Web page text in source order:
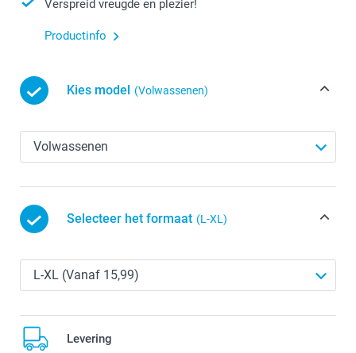
Verspreid vreugde en plezier!
Productinfo
Kies model (Volwassenen)
Selecteer het formaat (L-XL)
Levering